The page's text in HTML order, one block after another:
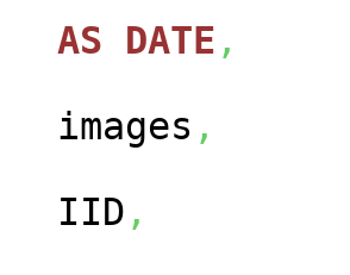
AS
DATE ,
images ,
IID ,